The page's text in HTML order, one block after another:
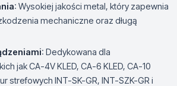
: Wysokiej jakości metal, który zapewnia
mechaniczne oraz długą
: Dedykowana dla
jak CA-4V KLED, CA-6 KLED, CA-10
strefowych INT-SK-GR, INT-SZK-GR i